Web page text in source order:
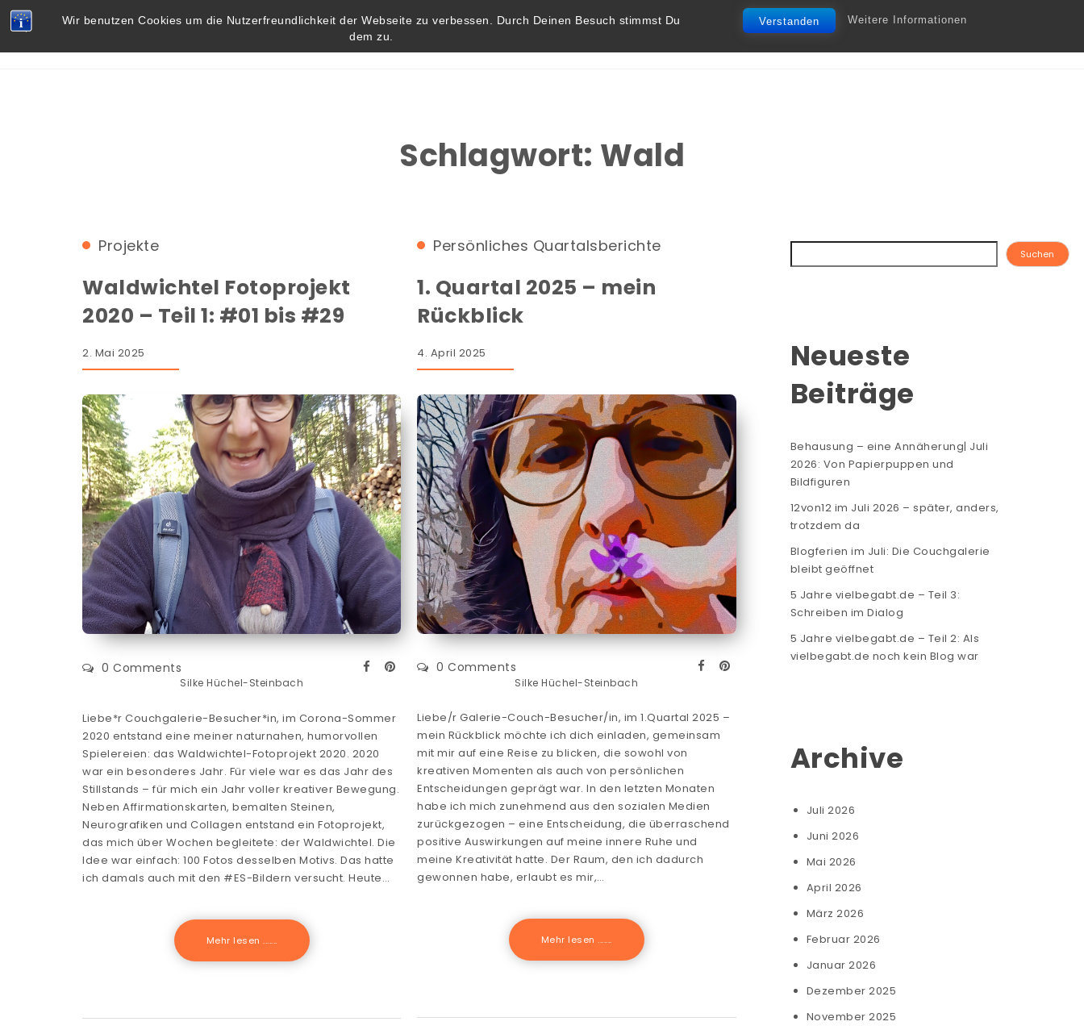
Wir benutzen Cookies um die Nutzerfreundlichkeit der Webseite zu verbessen. Durch Deinen Besuch stimmst Du
dem zu.
Verstanden Weitere Informationen
Skip to content Vielbegabt.de
Schlagwort: Wald
Projekte
Waldwichtel Fotoprojekt
2020 – Teil 1: #01 bis #29
2. Mai 2025
Silke Hüchel-Steinbach
0 Comments
Liebe*r Couchgalerie-Besucher*in, im Corona-Sommer
2020 entstand eine meiner naturnahen, humorvollen
Spielereien: das Waldwichtel-Fotoprojekt 2020. 2020
war ein besonderes Jahr. Für viele war es das Jahr des
Stillstands – für mich ein Jahr voller kreativer Bewegung.
Neben Affirmationskarten, bemalten Steinen,
Neurografiken und Collagen entstand ein Fotoprojekt,
das mich über Wochen begleitete: der Waldwichtel. Die
Idee war einfach: 100 Fotos desselben Motivs. Das hatte
ich damals auch mit den #ES-Bildern versucht. Heute…
Mehr lesen .......
Persönliches Quartalsberichte
1. Quartal 2025 – mein
Rückblick
4. April 2025
Silke Hüchel-Steinbach
0 Comments
Liebe/r Galerie-Couch-Besucher/in, im 1.Quartal 2025 –
mein Rückblick möchte ich dich einladen, gemeinsam
mit mir auf eine Reise zu blicken, die sowohl von
kreativen Momenten als auch von persönlichen
Entscheidungen geprägt war. In den letzten Monaten
habe ich mich zunehmend aus den sozialen Medien
zurückgezogen – eine Entscheidung, die überraschend
positive Auswirkungen auf meine innere Ruhe und
meine Kreativität hatte. Der Raum, den ich dadurch
gewonnen habe, erlaubt es mir,…
Mehr lesen .......
Suchen
Neueste
Beiträge
Behausung – eine Annäherung| Juli
2026: Von Papierpuppen und
Bildfiguren
12von12 im Juli 2026 – später, anders,
trotzdem da
Blogferien im Juli: Die Couchgalerie
bleibt geöffnet
5 Jahre vielbegabt.de – Teil 3:
Schreiben im Dialog
5 Jahre vielbegabt.de – Teil 2: Als
vielbegabt.de noch kein Blog war
Archive
Juli 2026
Juni 2026
Mai 2026
April 2026
März 2026
Februar 2026
Januar 2026
Dezember 2025
November 2025